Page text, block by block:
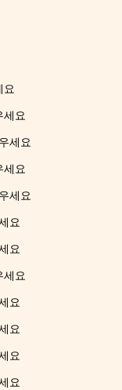
요
세요
세요
세요
세요
요
요
세요
요
요
요
요